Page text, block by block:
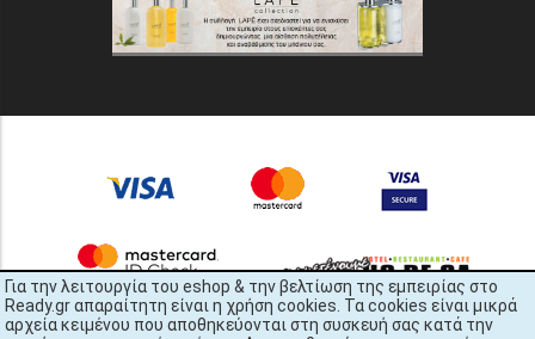
Για την λειτουργία του eshop & την βελτίωση της εμπειρίας στο
Ready.gr απαραίτητη είναι η χρήση cookies. Τα cookies είναι μικρά
αρχεία κειμένου που αποθηκεύονται στη συσκευή σας κατά την